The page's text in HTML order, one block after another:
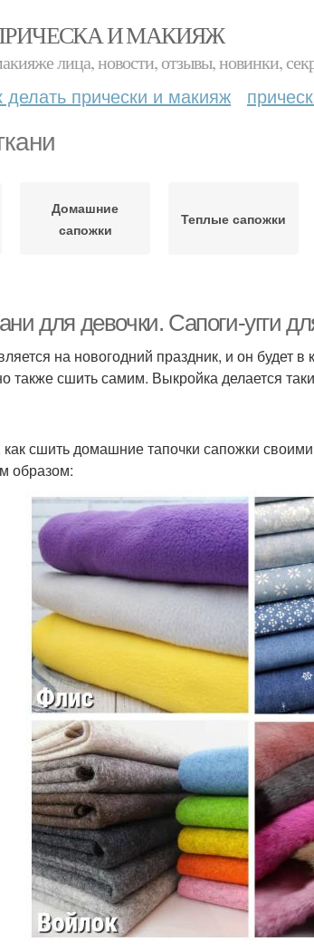
И МАКИЯЖ
лица, новости, отзывы, новинки,
делать прически и макияж
Домашние
сапожки
Теплые сапожки
для девочки. Сапоги-угги
на новогодний праздник, и он будет
также сшить самим. Выкройка делается
сшить домашние тапочки сапожки
образом: